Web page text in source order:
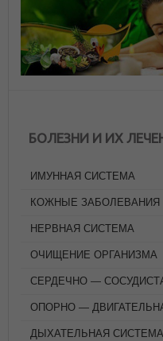
БОЛЕЗНИ И ИХ
ИМУННАЯ СИСТЕМА
КОЖНЫЕ ЗАБОЛЕВАНИЯ
НЕРВНАЯ СИСТЕМА
ОЧИЩЕНИЕ ОРГАНИЗМА
СЕРДЕЧНО —
ОПОРНО —
ДЫХАТЕЛЬНАЯ СИСТЕМА